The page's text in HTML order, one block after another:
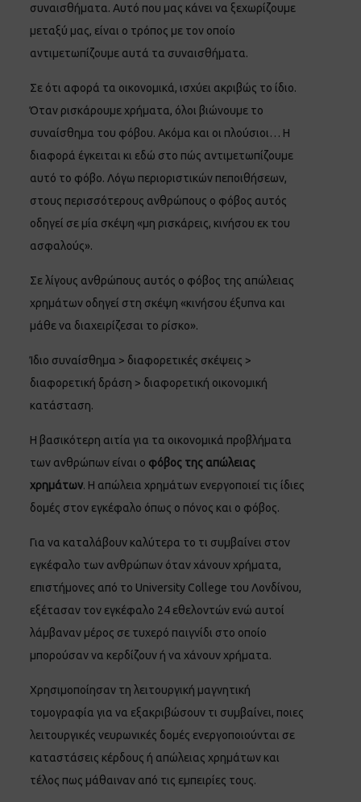
συναισθήματα. Αυτό που μας κάνει να ξεχωρίζουμε
μεταξύ μας, είναι ο τρόπος με τον οποίο
αντιμετωπίζουμε αυτά τα συναισθήματα.
Σε ότι αφορά τα οικονομικά, ισχύει ακριβώς το ίδιο.
Όταν ρισκάρουμε χρήματα, όλοι βιώνουμε το
συναίσθημα του φόβου. Ακόμα και οι πλούσιοι… Η
διαφορά έγκειται κι εδώ στο πώς αντιμετωπίζουμε
αυτό το φόβο. Λόγω περιοριστικών πεποιθήσεων,
στους περισσότερους ανθρώπους ο φόβος αυτός
οδηγεί σε μία σκέψη «μη ρισκάρεις, κινήσου εκ του
ασφαλούς».
Σε λίγους ανθρώπους αυτός ο φόβος της απώλειας
χρημάτων οδηγεί στη σκέψη «κινήσου έξυπνα και
μάθε να διαχειρίζεσαι το ρίσκο».
Ίδιο συναίσθημα > διαφορετικές σκέψεις >
διαφορετική δράση > διαφορετική οικονομική
κατάσταση.
Η βασικότερη αιτία για τα οικονομικά προβλήματα
των ανθρώπων είναι ο φόβος της απώλειας
χρημάτων. Η απώλεια χρημάτων ενεργοποιεί τις ίδιες
δομές στον εγκέφαλο όπως ο πόνος και ο φόβος.
Για να καταλάβουν καλύτερα το τι συμβαίνει στον
εγκέφαλο των ανθρώπων όταν χάνουν χρήματα,
επιστήμονες από το University College του Λονδίνου,
εξέτασαν τον εγκέφαλο 24 εθελοντών ενώ αυτοί
λάμβαναν μέρος σε τυχερό παιγνίδι στο οποίο
μπορούσαν να κερδίζουν ή να χάνουν χρήματα.
Χρησιμοποίησαν τη λειτουργική μαγνητική
τομογραφία για να εξακριβώσουν τι συμβαίνει, ποιες
λειτουργικές νευρωνικές δομές ενεργοποιούνται σε
καταστάσεις κέρδους ή απώλειας χρημάτων και
τέλος πως μάθαιναν από τις εμπειρίες τους.